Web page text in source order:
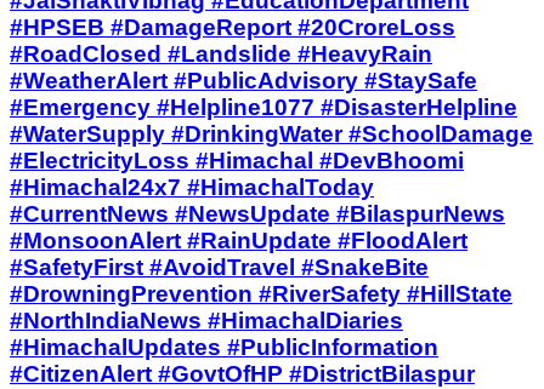
#HPSEB #DamageReport #20CroreLoss
#RoadClosed #Landslide #HeavyRain
#WeatherAlert #PublicAdvisory #StaySafe
#Emergency #Helpline1077 #DisasterHelpline
#WaterSupply #DrinkingWater #SchoolDamage
#ElectricityLoss #Himachal #DevBhoomi
#Himachal24x7 #HimachalToday
#CurrentNews #NewsUpdate #BilaspurNews
#MonsoonAlert #RainUpdate #FloodAlert
#SafetyFirst #AvoidTravel #SnakeBite
#DrowningPrevention #RiverSafety #HillState
#NorthIndiaNews #HimachalDiaries
#HimachalUpdates #PublicInformation
#CitizenAlert #GovtOfHP #DistrictBilaspur